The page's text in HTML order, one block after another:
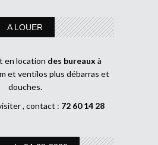
A LOUER
en location des bureaux à
et ventilos plus débarras et
douches.
, contact : 72 60 14 28